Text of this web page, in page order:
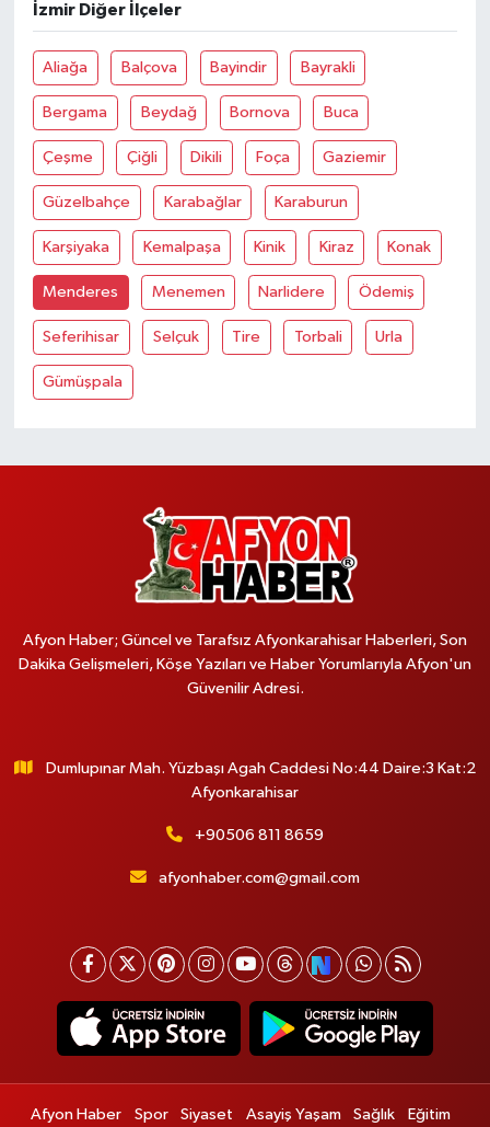
İzmir Diğer İlçeler
Aliağa Balçova Bayindir Bayrakli
Bergama Beydağ Bornova Buca
Çeşme Çiğli Dikili Foça Gaziemir
Güzelbahçe Karabağlar Karaburun
Karşiyaka Kemalpaşa Kinik Kiraz Konak
Menderes Menemen Narlidere Ödemiş
Seferihisar Selçuk Tire Torbali Urla
Gümüşpala
Afyon Haber; Güncel ve Tarafsız Afyonkarahisar Haberleri, Son
Dakika Gelişmeleri, Köşe Yazıları ve Haber Yorumlarıyla Afyon'un
Güvenilir Adresi.
Dumlupınar Mah. Yüzbaşı Agah Caddesi No:44 Daire:3 Kat:2
Afyonkarahisar
+90506 811 8659
afyonhaber.com@gmail.com
Afyon Haber Spor Siyaset Asayiş Yaşam Sağlık Eğitim